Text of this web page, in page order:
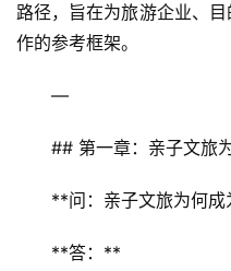
路径，旨在为旅游企业、
作的参考框架。
—
## 第一章：亲子文旅
**问：亲子文旅为何
**答：**